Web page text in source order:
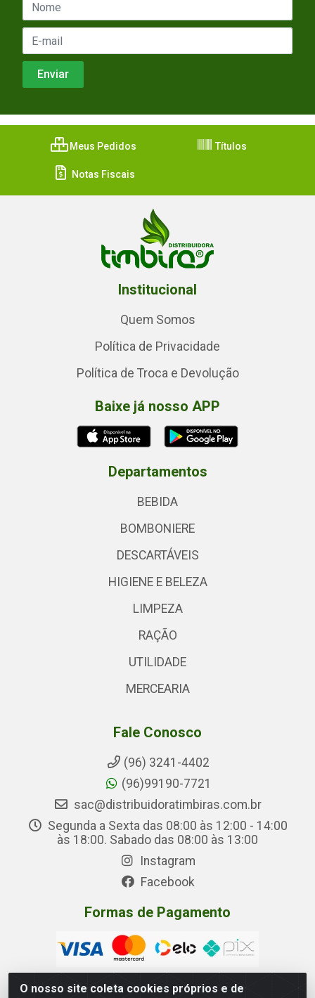
O nosso site coleta cookies próprios e de
Meus Pedidos Títulos
Notas Fiscais
Institucional
Quem Somos
Política de Privacidade
Política de Troca e Devolução
Baixe já nosso APP
Departamentos
BEBIDA
BOMBONIERE
DESCARTÁVEIS
HIGIENE E BELEZA
LIMPEZA
RAÇÃO
UTILIDADE
MERCEARIA
Fale Conosco
(96) 3241-4402
(96)99190-7721
sac@distribuidoratimbiras.com.br
Segunda a Sexta das 08:00 às 12:00 - 14:00
às 18:00. Sabado das 08:00 às 13:00
Instagram
Facebook
Formas de Pagamento